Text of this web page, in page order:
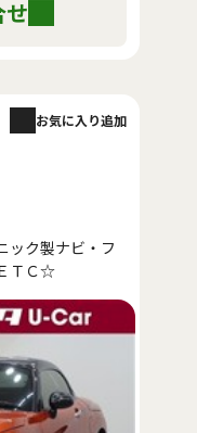
お気に入り追加
ク製ナビ・フ
ＴＣ☆